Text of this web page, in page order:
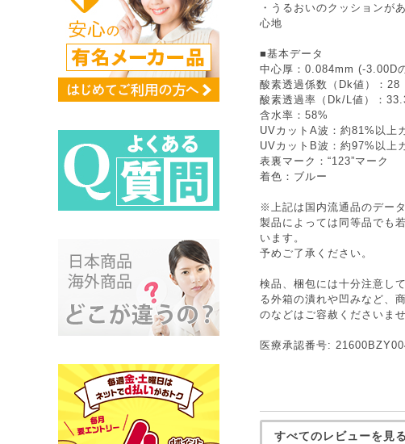
・うるおいのクッションが
心地
■基本データ
中心厚：0.084mm (-3.00D
酸素透過係数（Dk値）：28
酸素透過率（Dk/L値）：
含水率：58%
UVカットA波：約81%以上
UVカットB波：約97%以上
表裏マーク：“123”マーク
着色：ブルー
※上記は国内流通品のデータ
製品によっては同等品でも
います。
予めご了承ください。
検品、梱包には十分注意し
る外箱の潰れや凹みなど、
のなどはご容赦くださいませ
医療承認番号:
すべてのレビューを見